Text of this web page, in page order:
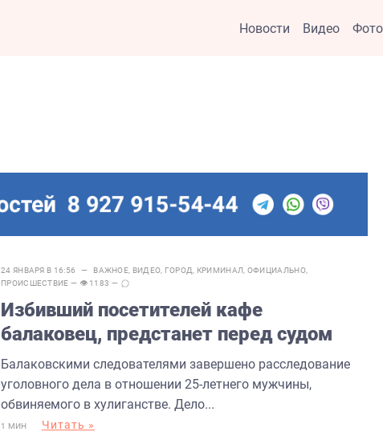
Новости Видео Фото
24 ЯНВАРЯ В 16:56 — ВАЖНОЕ ВИДЕО ГОРОД КРИМИНАЛ ОФИЦИАЛЬНО,
ПРОИСШЕСТВИЕ — 👁 1183 —
Избивший посетителей кафе
балаковец, предстанет перед судом
Балаковскими следователями завершено расследование
уголовного дела в отношении 25-летнего мужчины,
обвиняемого в хулиганстве. Дело...
1 МИН Читать »